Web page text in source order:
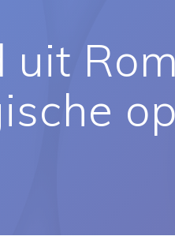
uit